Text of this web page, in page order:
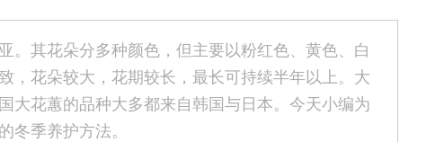
。其花朵分多种颜色，但主要以粉红色、黄色、白
，花朵较大，花期较长，最长可持续半年以上。大
大花蕙的品种大多都来自韩国与日本。今天小编为
冬季养护方法。